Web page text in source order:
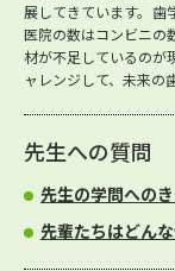
展してきています。歯
医院の数はコンビニの
材が不足しているのが
ャレンジして、未来の
先生への質問
先生の学問への
先輩たちはどん